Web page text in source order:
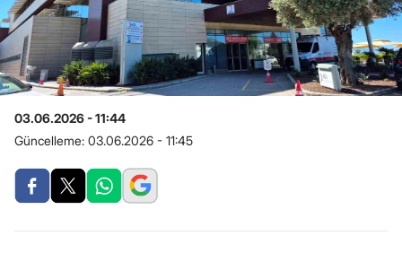
03.06.2026 - 11:44
Güncelleme: 03.06.2026 - 11:45